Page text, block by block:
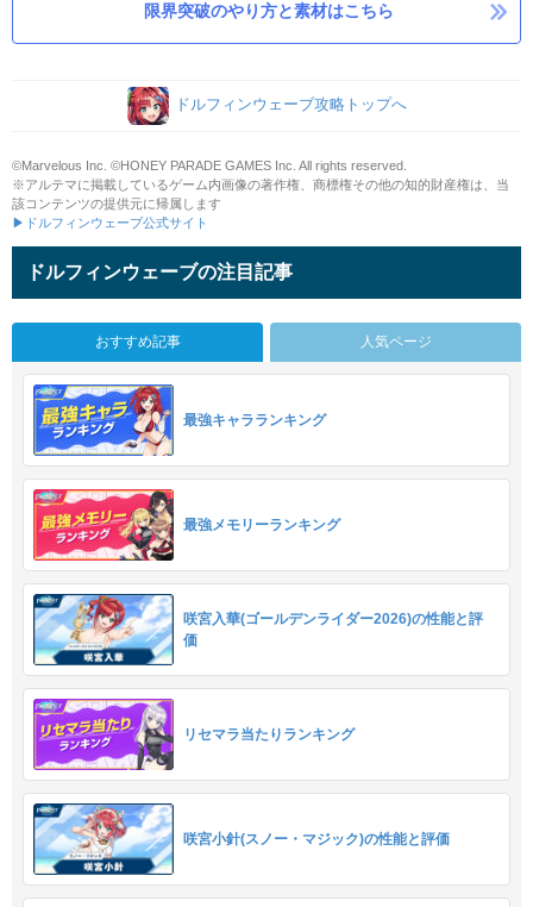
限界突破のやり方と素材はこちら
ドルフィンウェーブ攻略トップへ
©Marvelous Inc. ©HONEY PARADE GAMES Inc. All rights reserved.
※アルテマに掲載しているゲーム内画像の著作権、商標権その他の知的財産権は、当
該コンテンツの提供元に帰属します
▶ドルフィンウェーブ公式サイト
ドルフィンウェーブの注目記事
おすすめ記事 人気ページ
最強キャラランキング
最強メモリーランキング
咲宮入華(ゴールデンライダー2026)の性能と評
価
リセマラ当たりランキング
咲宮小針(スノー・マジック)の性能と評価